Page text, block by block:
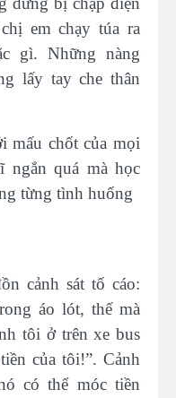
em chạy túa ra
gì. Những nàng
lấy tay che thân
mấu chốt của mọi
ngắn quá mà học
từng tình huống
cảnh sát tố cáo:
áo lót, thế mà
tôi ở trên xe bus
của tôi!”. Cảnh
có thể móc tiền